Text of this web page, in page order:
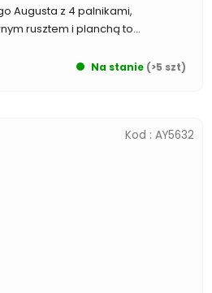
Na stanie (>5 szt)
Augusta z 4 palnikami,
rusztem i planchą to...
Kod : AY5632